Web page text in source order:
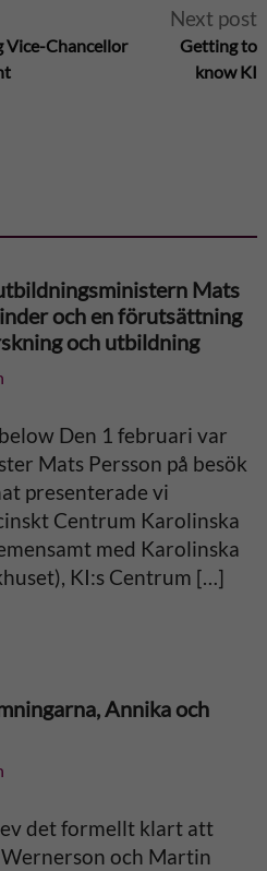
Vice-Chancellor
Next post
Getting to
know KI
Mats
och en förutsättning
och utbildning
Den 1 februari var
Mats Persson på besök
presenterade vi
Centrum Karolinska
med Karolinska
KI:s Centrum […]
Annika och
det formellt klart att
och Martin